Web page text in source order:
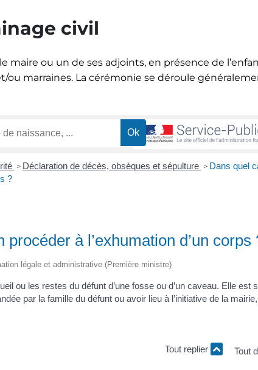
civil
maire ou un de ses adjoints, en présence de
ou marraines. La cérémonie se déroule
> Déclaration de décès, obsèques et sépulture > Dans quel
?
à l’exhumation d’un corps
légale et administrative (Première ministre)
ou les restes du défunt d’une fosse ou d’un caveau. Elle est
par la famille du défunt ou avoir lieu à l’initiative de la
Tout replier Tout